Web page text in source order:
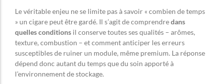
Le véritable enjeu ne se limite pas à savoir « combien de temps
» un cigare peut être gardé. Il s’agit de comprendredans
quelles conditions il conserve toutes ses qualités – arômes,
texture, combustion – et comment anticiper les erreurs
susceptibles de ruiner un module, même premium. La réponse
dépend donc autant du temps que du soin apporté à
l’environnement de stockage.